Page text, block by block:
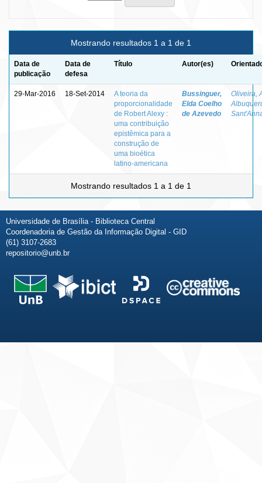
Mostrando resultados 1 a 1 de 1
Data de
publicação
Data de
defesa
Título Autor(es)
29-Mar-2016 18-Set-2014
A teoria da
proporcionalidade
de Robert Alexy :
uma contribuição
epistêmica para a
construção de
uma bioética
latino-americana
Bussinguer,
Elda Coelho
de Azevedo
Oliveira,
Mostrando resultados 1 a 1 de 1
Universidade de Brasília - Biblioteca Central
Coordenadoria de Gestão da Informação Digital - GID
(61) 3107-2683
repositorio@unb.br